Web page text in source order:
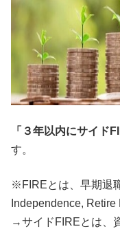
「３年以内にサイド
す。
※FIREとは、早期退
Independence, Retire
→サイドFIREとは、